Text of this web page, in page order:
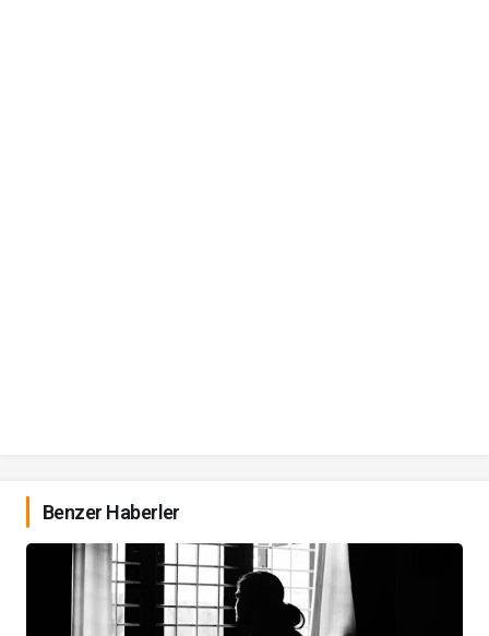
Benzer Haberler